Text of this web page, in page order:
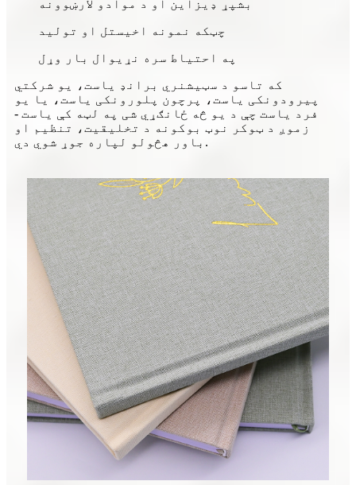
بشپړ ډیزاین او د موادو لارښوونه
چټکه نمونه اخیستل او تولید
په احتیاط سره نړیوال بار وړل
که تاسو د سټیشنري برانډ یاست، یو شرکتي
پیرودونکی یاست، پرچون پلورونکی یاست، یا یو
فرد یاست چې د یو څه ځانګړي شی په لټه کې یاست -
زموږ د ټوکر نوټ بوکونه د تخلیقیت، تنظیم او
باور هڅولو لپاره جوړ شوي دي.